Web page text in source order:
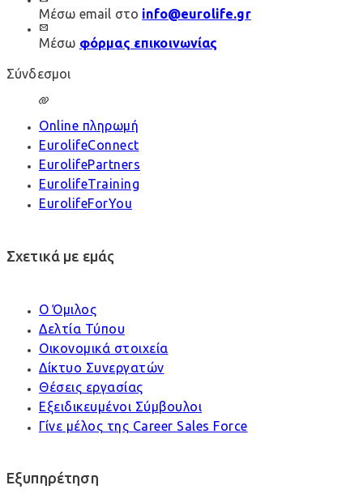
Μέσω email στο info@eurolife.gr
Μέσω φόρμας επικοινωνίας
Σύνδεσμοι
Online πληρωμή
EurolifeConnect
EurolifePartners
EurolifeTraining
EurolifeForYou
Σχετικά με εμάς
Ο Όμιλος
Δελτία Τύπου
Οικονομικά στοιχεία
Δίκτυο Συνεργατών
Θέσεις εργασίας
Εξειδικευμένοι Σύμβουλοι
Γίνε μέλος της Career Sales Force
Εξυπηρέτηση